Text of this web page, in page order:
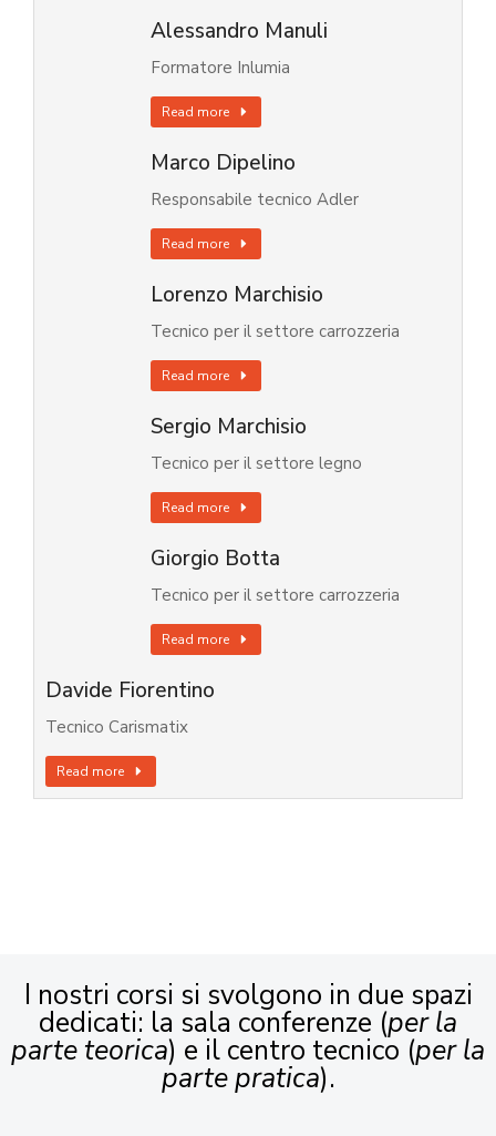
Alessandro Manuli
Formatore Inlumia
Read more
Marco Dipelino
Responsabile tecnico Adler
Read more
Lorenzo Marchisio
Tecnico per il settore carrozzeria
Read more
Sergio Marchisio
Tecnico per il settore legno
Read more
Giorgio Botta
Tecnico per il settore carrozzeria
Read more
Davide Fiorentino
Tecnico Carismatix
Read more
I nostri corsi si svolgono in due spazi
dedicati: la sala conferenze (per la
parte teorica) e il centro tecnico (per la
parte pratica).